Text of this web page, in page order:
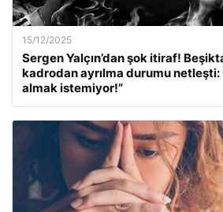
15/12/2025
Sergen Yalçın’dan şok itiraf!
kadrodan ayrılma durumu netleşti:
almak istemiyor!”